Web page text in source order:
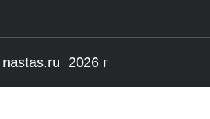
nastas.ru 2026 г